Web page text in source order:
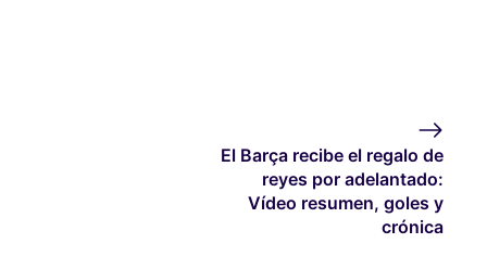
El Barça recibe el regalo de
reyes por adelantado:
Vídeo resumen, goles y
crónica